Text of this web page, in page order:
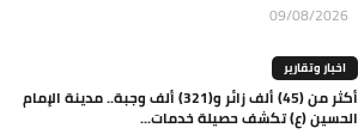
09/08/2026
اخبار وتقارير
أكثر من (45) ألف زائر و(321) ألف وجبة.. مدينة الإمام
الحسين (ع) تكشف حصيلة خدمات...